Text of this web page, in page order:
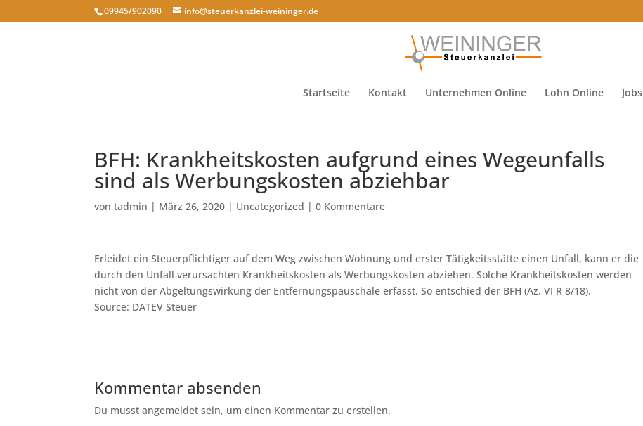
09945/902090 info@steuerkanzlei-weininger.de
Startseite Kontakt Unternehmen Online Lohn Online Jobs
BFH: Krankheitskosten aufgrund eines Wegeunfalls
sind als Werbungskosten abziehbar
vontadmin | März 26, 2020 | Uncategorized |0 Kommentare
Erleidet ein Steuerpflichtiger auf dem Weg zwischen Wohnung und erster Tätigkeitsstätte einen Unfall, kann er die
durch den Unfall verursachten Krankheitskosten als Werbungskosten abziehen. Solche Krankheitskosten werden
nicht von der Abgeltungswirkung der Entfernungspauschale erfasst. So entschied der BFH (Az. VI R 8/18).
Source: DATEV Steuer
Kommentar absenden
Du musst angemeldet sein, um einen Kommentar zu erstellen.